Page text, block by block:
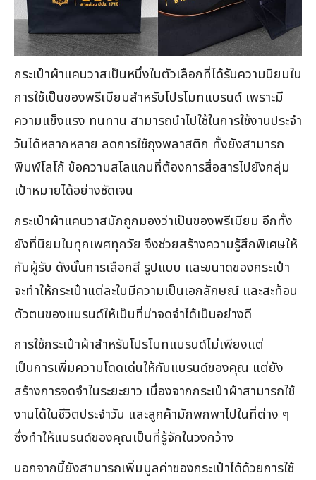
กระเป๋าผ้าแคนวาสเป็นหนึ่งในตัวเลือกที่ได้รับความนิยมใน
การใช้เป็นของพรีเมียมสำหรับโปรโมทแบรนด์ เพราะมี
ความแข็งแรง ทนทาน สามารถนำไปใช้ในการใช้งานประจำ
วันได้หลากหลาย ลดการใช้ถุงพลาสติก ทั้งยังสามารถ
พิมพ์โลโก้ ข้อความสโลแกนที่ต้องการสื่อสารไปยังกลุ่ม
เป้าหมายได้อย่างชัดเจน
กระเป๋าผ้าแคนวาสมักถูกมองว่าเป็นของพรีเมียม อีกทั้ง
ยังที่นิยมในทุกเพศทุกวัย จึงช่วยสร้างความรู้สึกพิเศษให้
กับผู้รับ ดังนั้นการเลือกสี รูปแบบ และขนาดของกระเป๋า
จะทำให้กระเป๋าแต่ละใบมีความเป็นเอกลักษณ์ และสะท้อน
ตัวตนของแบรนด์ให้เป็นที่น่าจดจำได้เป็นอย่างดี
การใช้กระเป๋าผ้าสำหรับโปรโมทแบรนด์ไม่เพียงแต่
เป็นการเพิ่มความโดดเด่นให้กับแบรนด์ของคุณ แต่ยัง
สร้างการจดจำในระยะยาว เนื่องจากกระเป๋าผ้าสามารถใช้
งานได้ในชีวิตประจำวัน และลูกค้ามักพกพาไปในที่ต่าง ๆ
ซึ่งทำให้แบรนด์ของคุณเป็นที่รู้จักในวงกว้าง
นอกจากนี้ยังสามารถเพิ่มมูลค่าของกระเป๋าได้ด้วยการใช้